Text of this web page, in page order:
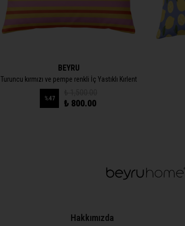
BEYRU
Turuncu kırmızı ve pempe renkli İç Yastıklı Kırlent
%47 ₺ 800.00
Hakkımızda